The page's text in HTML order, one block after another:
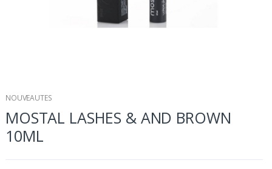
NOUVEAUTES
MOSTAL LASHES & AND BROWN
10ML